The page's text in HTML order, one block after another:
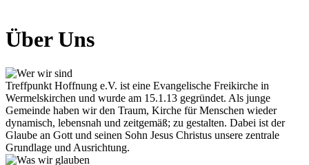
Über Uns
Treffpunkt Hoffnung e.V. ist eine Evangelische Freikirche in
Wermelskirchen und wurde am 15.1.13 gegründet. Als junge
Gemeinde haben wir den Traum, Kirche für Menschen wieder
dynamisch, lebensnah und zeitgemäß; zu gestalten. Dabei ist der
Glaube an Gott und seinen Sohn Jesus Christus unsere zentrale
Grundlage und Ausrichtung.